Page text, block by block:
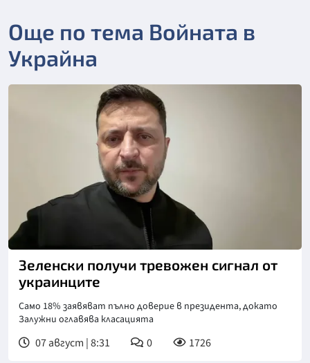
Още по тема Войната в
Украйна
Зеленски получи тревожен сигнал от
украинците
Само 18% заявяват пълно доверие в президента, докато
Залужни оглавява класацията
07 август | 8:31 0 1726